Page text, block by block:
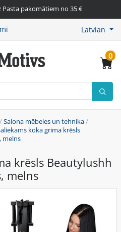
Pasta pakomātiem no 35 €
Latvian
0
/Salona mēbeles un tehnika/
koka grima krēsls
melns
krēsls Beautylushh
melns